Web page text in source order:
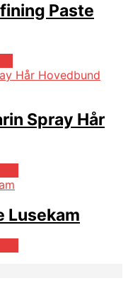
Paste
Spray Hår
Lusekam